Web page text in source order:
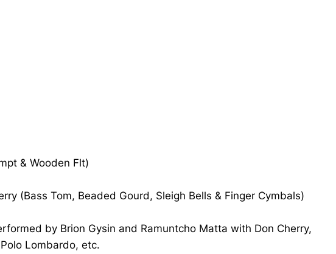
& Wooden Flt)
(Bass Tom, Beaded Gourd, Sleigh Bells & Finger Cymbals)
by Brion Gysin and Ramuntcho Matta with Don Cherry,
Lombardo, etc.